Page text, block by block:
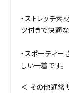
・ストレッチ素
ツ付きで快適
・スポーティ
しい一着です。
＜ その他通常